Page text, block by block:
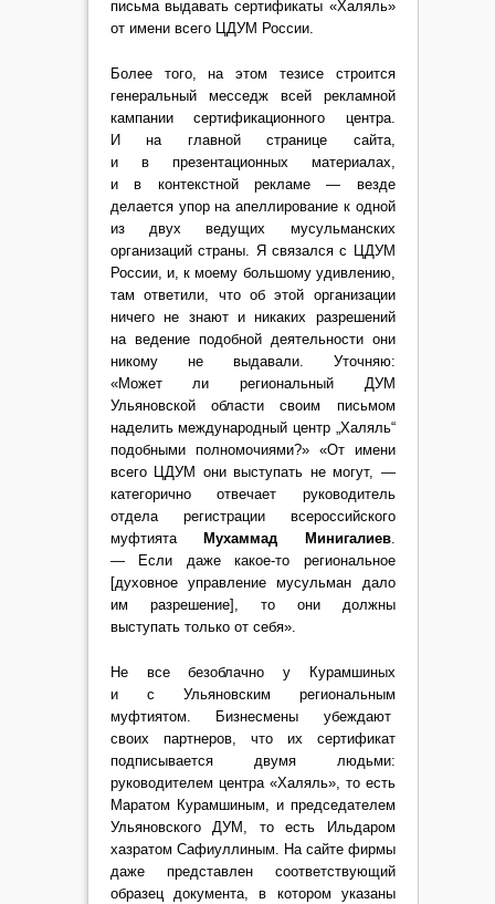
письма выдавать сертификаты «Халяль»
от имени всего ЦДУМ России.
Более того, на этом тезисе строится
генеральный месседж всей рекламной
кампании сертификационного центра.
И на главной странице сайта,
и в презентационных материалах,
и в контекстной рекламе — везде
делается упор на апеллирование к одной
из двух ведущих мусульманских
организаций страны. Я связался с ЦДУМ
России, и, к моему большому удивлению,
там ответили, что об этой организации
ничего не знают и никаких разрешений
на ведение подобной деятельности они
никому не выдавали. Уточняю:
«Может ли региональный ДУМ
Ульяновской области своим письмом
наделить международный центр „Халяль“
подобными полномочиями?» «От имени
всего ЦДУМ они выступать не могут, —
категорично отвечает руководитель
отдела регистрации всероссийского
муфтията
Мухаммад Минигалиев.
— Если даже какое-то региональное
[духовное управление мусульман дало
им разрешение], то они должны
выступать только от себя».
Не все безоблачно у Курамшиных
и с Ульяновским региональным
муфтиятом. Бизнесмены убеждают
своих партнеров, что их сертификат
подписывается двумя людьми:
руководителем центра «Халяль», то есть
Маратом Курамшиным, и председателем
Ульяновского ДУМ, то есть Ильдаром
хазратом Сафиуллиным. На сайте фирмы
даже представлен соответствующий
образец документа, в котором указаны